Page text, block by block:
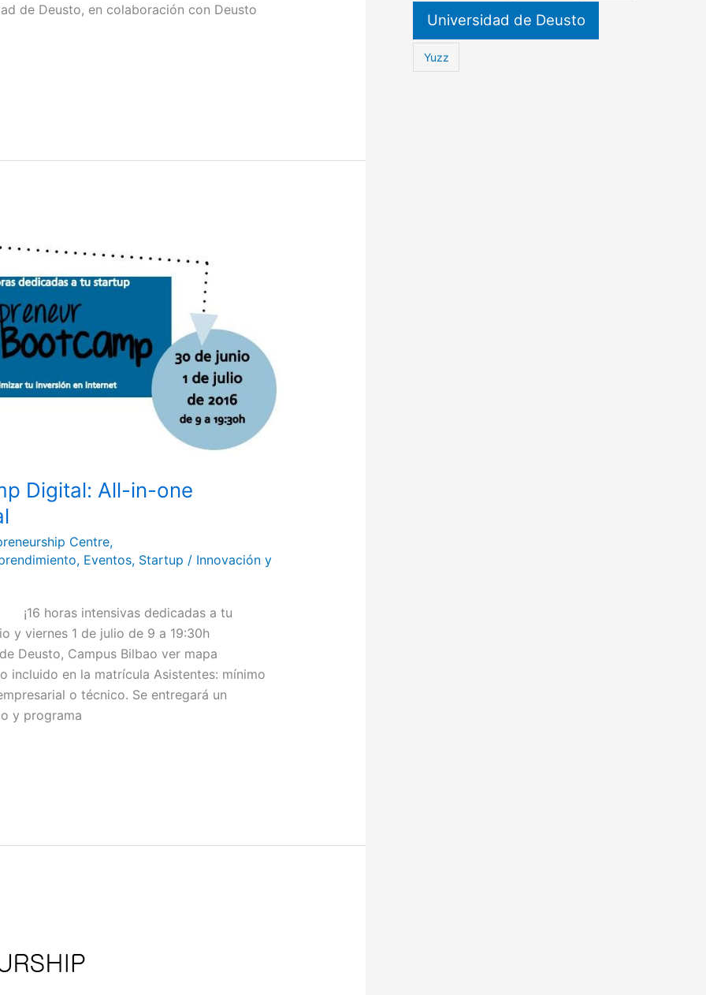
de Deusto, en colaboración con Deusto
Digital: All-in-one
Centre,
, Eventos, Startup / Innovación y
horas intensivas dedicadas a tu
y viernes 1 de julio de 9 a 19:30h
Deusto, Campus Bilbao ver mapa
incluido en la matrícula Asistentes: mínimo
o técnico. Se entregará un
y programa
Universidad de Deusto
Yuzz